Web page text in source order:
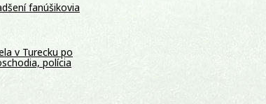
fanúšikovia
v Turecku po
polícia